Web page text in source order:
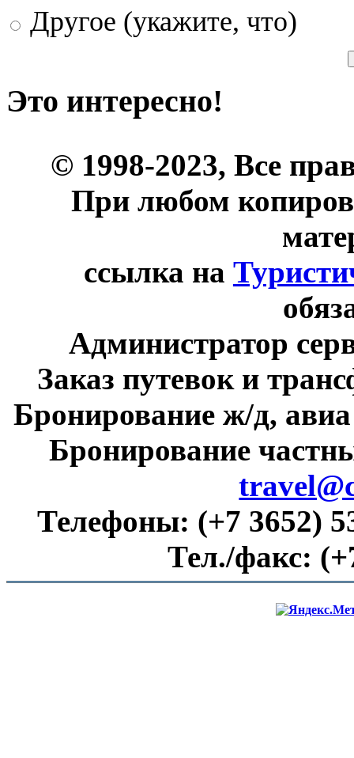
Другое (укажите, что)
Это интересно!
© 1998-2023, Все
При любом
ссылка на
Администратор
Заказ путевок и
Бронирование ж/д,
Бронирование
Телефоны: (+7 3652)
Тел./факс: